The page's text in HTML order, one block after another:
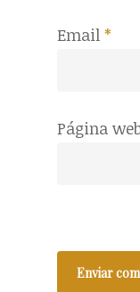
Email *
Página